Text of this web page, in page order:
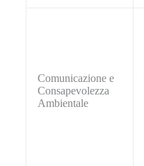
Comunicazione e
Consapevolezza
Ambientale